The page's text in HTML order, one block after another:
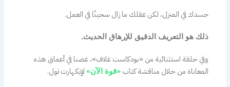
جسدك في المنزل، لكن عقلك ما زال سجينًا في العمل.
ذلك هو التعريف الدقيق للإرهاق الحديث.
وفي حلقة استثنائية من «بودكاست غلاف»، غصنا في أعماق هذه
المعاناة من خلال مناقشة كتاب«قوة الآن» لإيكهارت تول.